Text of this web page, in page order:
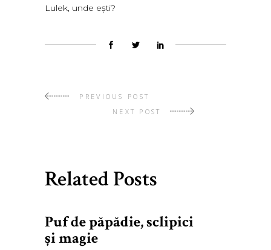
Lulek, unde eşti?
PREVIOUS POST
NEXT POST
Related Posts
Puf de păpădie, sclipici
şi magie